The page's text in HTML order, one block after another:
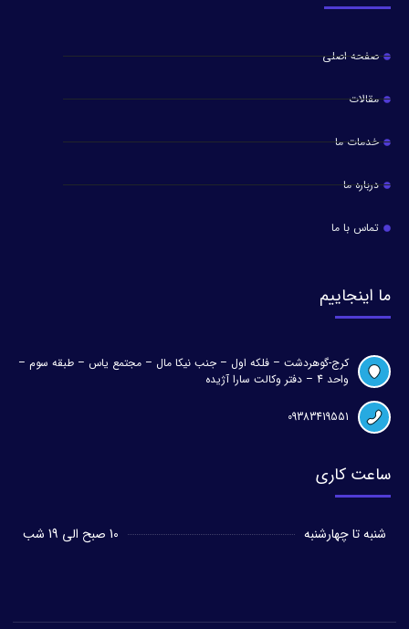
صفحه اصلی
مقالات
خدمات ما
درباره ما
تماس با ما
ما اینجاییم
کرج-گوهردشت – فلکه اول – جنب نیکا مال – مجتمع یاس – طبقه سوم –
واحد 4 – دفتر وکالت سارا آژیده
09383419551
ساعت کاری
شنبه تا چهارشنبه 10 صبح الی 19 شب